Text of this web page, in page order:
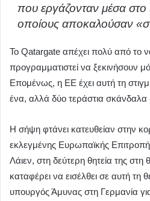
που εργάζονταν μέσα στο
οποίους αποκαλούσαν
Το Qatargate απέχει πολύ από το
προγραμματιστεί να ξεκινήσουν
Επομένως, η ΕΕ έχει αυτή τη
ένα, αλλά δύο τεράστια σκάνδαλα
Η σήψη φτάνει κατευθείαν στην
εκλεγμένης Ευρωπαϊκής
Λάιεν, στη δεύτερη θητεία της στη
καταφέρει να εισέλθει σε αυτή
υπουργός Άμυνας στη Γερμανία